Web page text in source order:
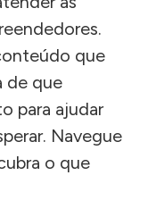
que
de que
para ajudar
Navegue
o que